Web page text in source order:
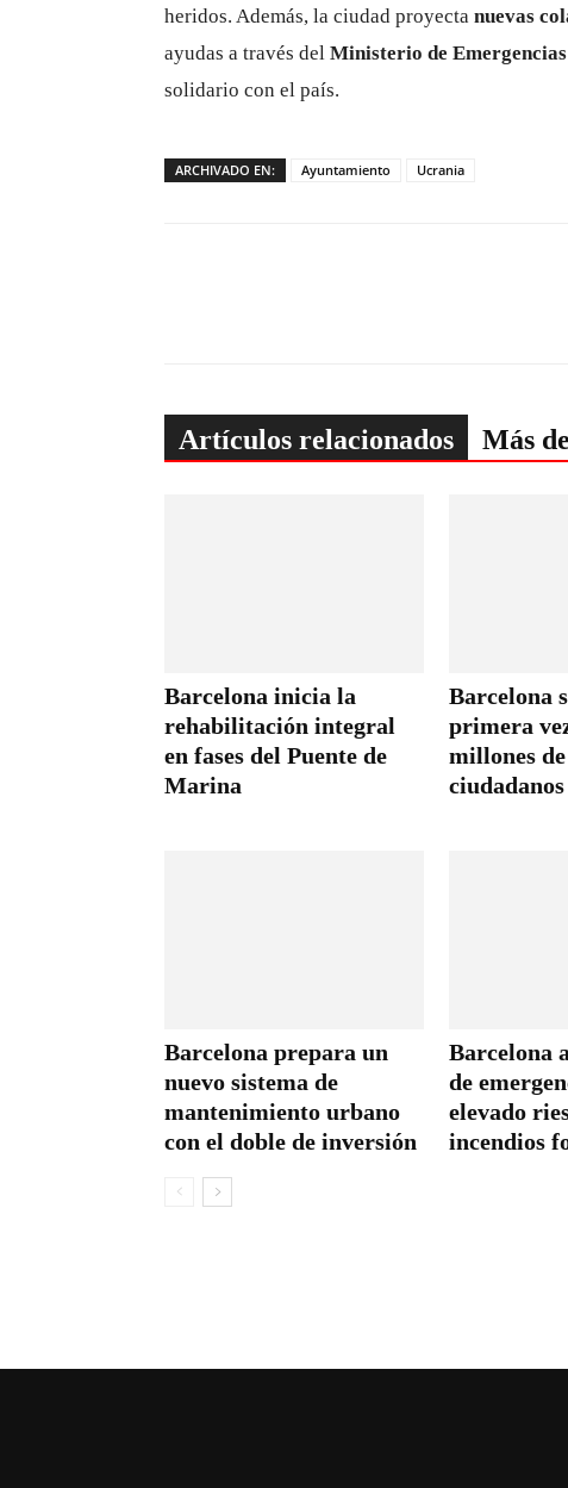
heridos. Además, la ciudad proyecta nuevas
ayudas a través del Ministerio de
solidario con el país.
ARCHIVADO EN: Ayuntamiento Ucrania
Artículos relacionados Más
Barcelona inicia la
rehabilitación integral
en fases del Puente de
Marina
Barcelona
primera
millones
Barcelona prepara un
nuevo sistema de
mantenimiento urbano
con el doble de inversión
Barcelona
de
elevado
incendios